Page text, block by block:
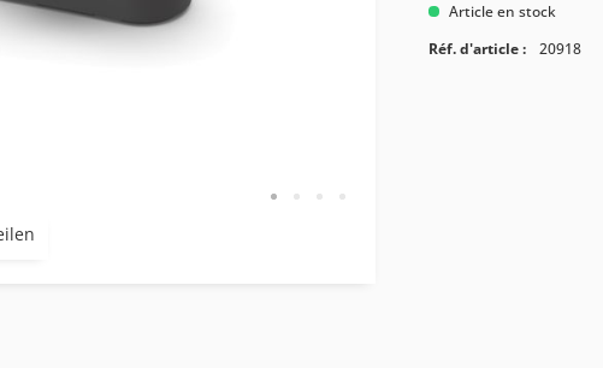
Article en stock
Réf. d'article :
20918